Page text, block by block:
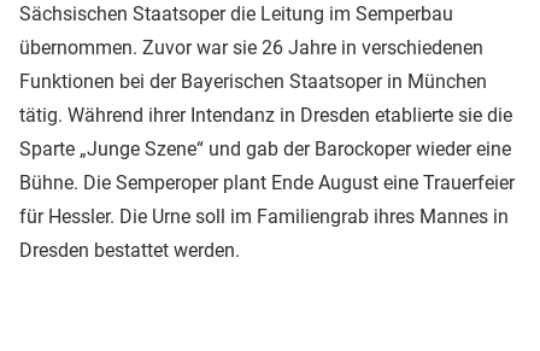
Sächsischen Staatsoper die Leitung im Semperbau
übernommen. Zuvor war sie 26 Jahre in verschiedenen
Funktionen bei der Bayerischen Staatsoper in München
tätig. Während ihrer Intendanz in Dresden etablierte sie die
Sparte „Junge Szene“ und gab der Barockoper wieder eine
Bühne. Die Semperoper plant Ende August eine Trauerfeier
für Hessler. Die Urne soll im Familiengrab ihres Mannes in
Dresden bestattet werden.